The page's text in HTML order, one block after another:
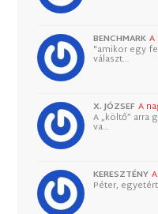
BENCHMARK
"amikor egy
választ…
X. JÓZSEF A
A „költő” arra
va…
KERESZTÉNY
Péter,